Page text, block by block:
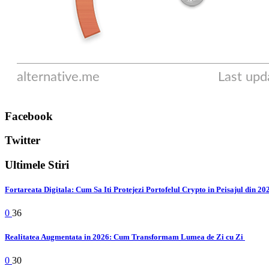
Facebook
Twitter
Ultimele Stiri
Fortareata Digitala: Cum Sa Iti Protejezi Portofelul Crypto in Peisajul din
0 36
Realitatea Augmentata in 2026: Cum Transformam Lumea de Zi cu Zi
0 30